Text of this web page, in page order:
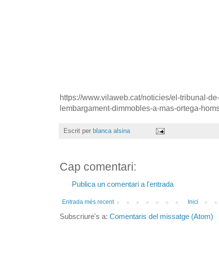
https://www.vilaweb.cat/noticies/el-tribunal-
lembargament-dimmobles-a-mas-ortega-
Escrit per blanca alsina
Cap comentari:
Publica un comentari a l'entrada
Entrada més recent Inici
Subscriure's a: Comentaris del missatge (Atom)